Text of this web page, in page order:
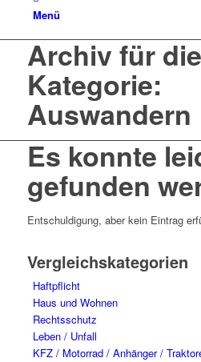
Menü
Archiv für die
Kategorie:
Auswandern
Es konnte
gefunden
Entschuldigung, aber kein Eintrag
Vergleichskategorien
Haftpflicht
Haus und Wohnen
Rechtsschutz
Leben / Unfall
KFZ / Motorrad / Anhänger /